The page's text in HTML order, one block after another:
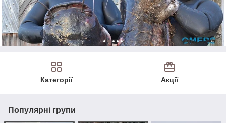
Категорії Акції
Популярні групи